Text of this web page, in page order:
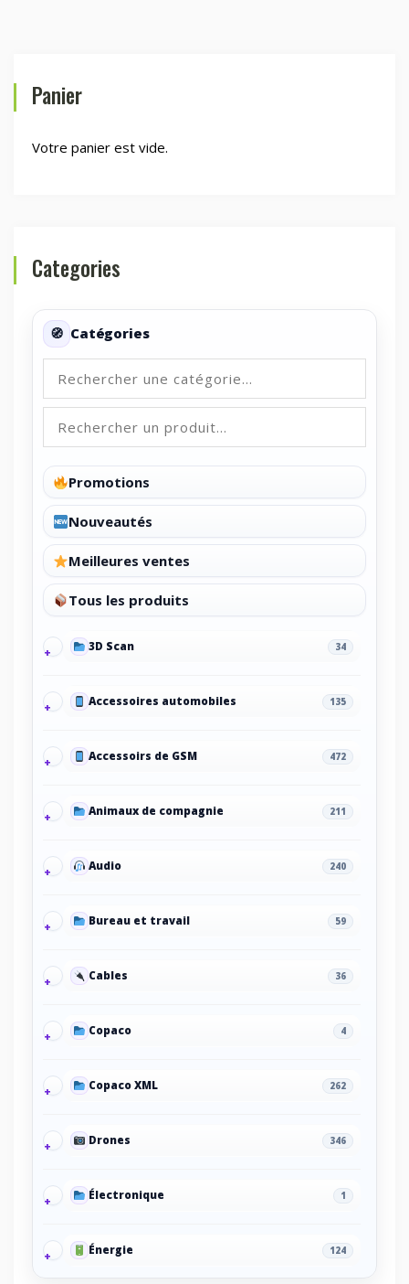
Panier
Votre panier est vide.
Categories
Catégories
Promotions
Nouveautés
Meilleures ventes
Tous les produits
3D Scan 34
Accessoires automobiles 135
Accessoirs de GSM 472
Animaux de compagnie 211
Audio 240
Bureau et travail 59
Cables 36
Copaco 4
Copaco XML 262
Drones 346
Électronique 1
Énergie 124